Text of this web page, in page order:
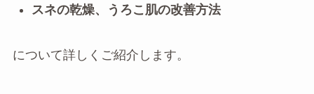
スネの乾燥、うろこ肌の改善方法
について詳しくご紹介します。